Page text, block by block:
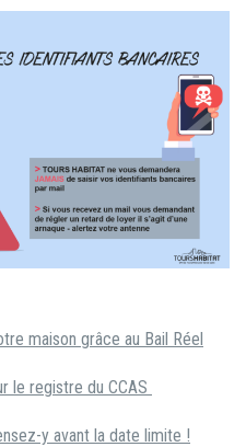
maison grâce au Bail Réel
le registre du CCAS
y avant la date limite !